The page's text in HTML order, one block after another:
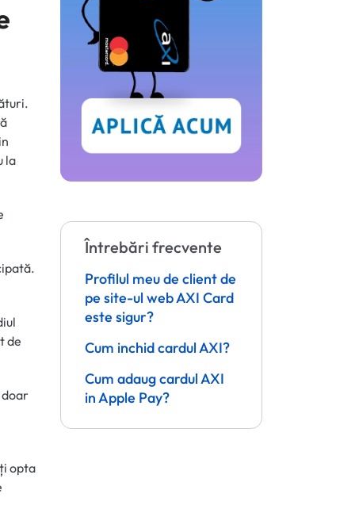
la
de
doar
opta
Întrebări frecvente
Profilul meu de client de
pe site-ul web AXI Card
este sigur?
Cum inchid cardul AXI?
Cum adaug cardul AXI
in Apple Pay?